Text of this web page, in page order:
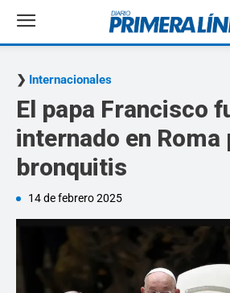
Internacionales
El papa Francisco
internado en Roma
bronquitis
14 de febrero 2025